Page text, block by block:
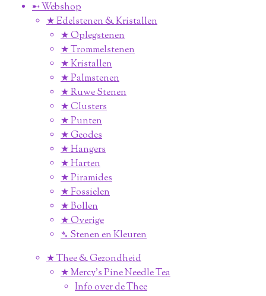
➸ Webshop
★ Edelstenen & Kristallen
★ Oplegstenen
★ Trommelstenen
★ Kristallen
★ Palmstenen
★ Ruwe Stenen
★ Clusters
★ Punten
★ Geodes
★ Hangers
★ Harten
★ Piramides
★ Fossielen
★ Bollen
★ Overige
➴ Stenen en Kleuren
★ Thee & Gezondheid
★ Mercy's Pine Needle Tea
Info over de Thee